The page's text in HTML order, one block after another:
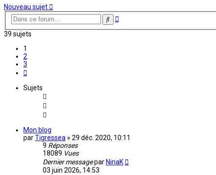
Nouveau sujet
Rechercher
Recherche
39 sujets
1
2
3
Sujets
Mon blog
parTigressea » 29 déc. 2020, 10:11
9 Réponses
18089 Vues
Dernier messagepar NinaK
03 juin 2026, 14:53